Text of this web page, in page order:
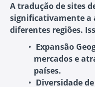
A tradução de sites
significativamente a
diferentes regiões.
Expansão
mercados e
países.
Diversidade